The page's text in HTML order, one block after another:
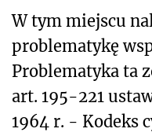
W tym miejscu
problematykę
Problematyka ta
art. 195-221
1964 r. - Kodeks